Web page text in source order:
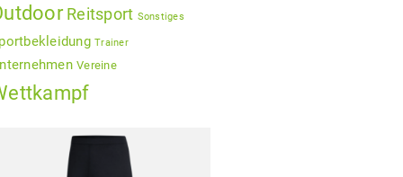
Reitsport Sonstiges
Trainer
Vereine